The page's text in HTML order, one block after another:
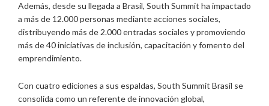
Además, desde su llegada a Brasil, South Summit ha impactado
a más de 12.000 personas mediante acciones sociales,
distribuyendo más de 2.000 entradas sociales y promoviendo
más de 40 iniciativas de inclusión, capacitación y fomento del
emprendimiento.
Con cuatro ediciones a sus espaldas, South Summit Brasil se
consolida como un referente de innovación global,